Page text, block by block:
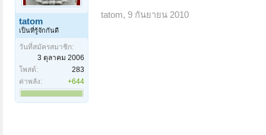
tatom
เป็นที่รู้จักกันดี
วันที่สมัครสมาชิก:
3 ตุลาคม 2006
โพสต์:
283
ค่าพลัง:
+644
tatom, 9 กันยายน 2010